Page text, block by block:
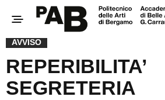
AVVISO
REPERIBILITA’
SEGRETERIA